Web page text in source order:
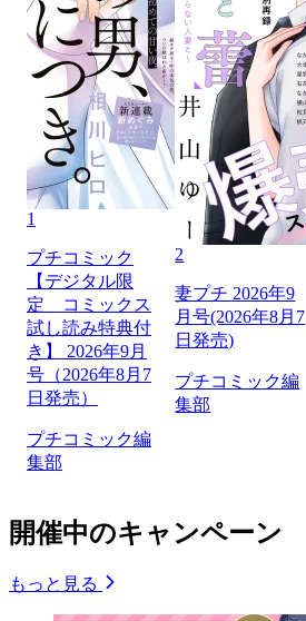
1
プチコミック
【デジタル限
定 コミックス
試し読み特典付
き】 2026年9月
号（2026年8月7
日発売）
プチコミック編
集部
2
妻プチ 2026年9
月号(2026年8月7
日発売)
プチコミック編
集部
開催中のキャンペーン
もっと見る